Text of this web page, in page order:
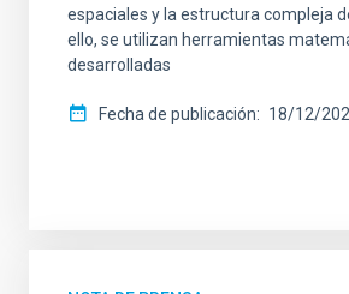
espaciales y la estructura compleja
ello, se utilizan herramientas
desarrolladas
Fecha de publicación 18/12/